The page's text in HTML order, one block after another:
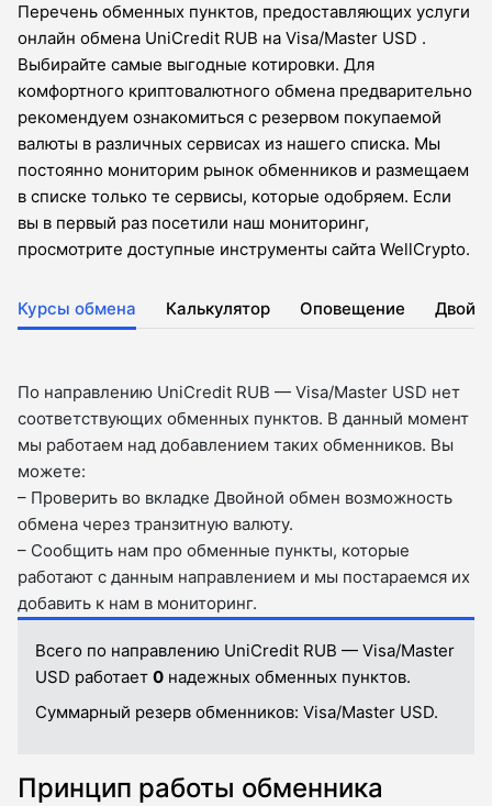
Перечень обменных пунктов, предоставляющих услуги
онлайн обмена UniCredit RUB на Visa/Master USD .
Выбирайте самые выгодные котировки. Для
комфортного криптовалютного обмена предварительно
рекомендуем ознакомиться с резервом покупаемой
валюты в различных сервисах из нашего списка. Мы
постоянно мониторим рынок обменников и размещаем
в списке только те сервисы, которые одобряем. Если
вы в первый раз посетили наш мониторинг,
просмотрите доступные инструменты сайта WellCrypto.
Курсы обмена Калькулятор Оповещение
По направлению UniCredit RUB — Visa/Master USD нет
соответствующих обменных пунктов. В данный момент
мы работаем над добавлением таких обменников. Вы
можете:
– Проверить во вкладкe Двойной обмен возможность
обмена через транзитную валюту.
– Сообщить нам про обменные пункты, которые
работают с данным направлением и мы постараемся их
добавить к нам в мониторинг.
Всего по направлению UniCredit RUB — Visa/Master
USD работает 0 надежных обменных пунктов.
Суммарный резерв обменников: Visa/Master USD.
Принцип работы обменника